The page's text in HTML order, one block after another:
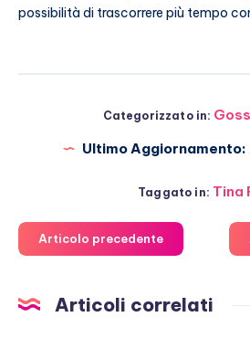
possibilità di trascorrere più tempo
Categorizzato in:
Ultimo Aggiornamento:
Taggato in: Tina
Articolo precedente
Articoli correlati